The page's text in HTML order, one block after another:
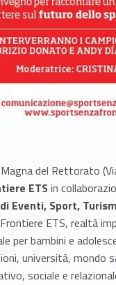
del Rettorato
ETSin
Eventi, Sport,
ETS, realtà
per bambini e
università, mondo
sociale e